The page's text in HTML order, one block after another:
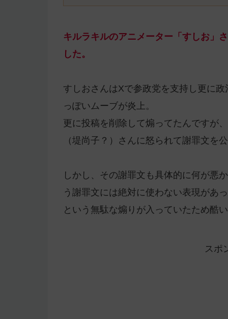
キルラキルのアニメーター「すしお」
した。
すしおさんはXで参政党を支持し更に
っぽいムーブが炎上。
更に投稿を削除して煽ってたんですが
（堤尚子？）さんに怒られて謝罪文を
しかし、その謝罪文も具体的に何が悪
う謝罪文には絶対に使わない表現があ
という無駄な煽りが入っていたため酷
スポ